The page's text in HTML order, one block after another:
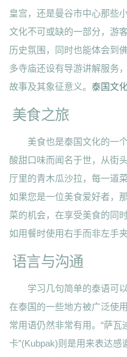
皇宫，还是曼谷市中心那些
文化不可或缺的一部分，游
历史氛围，同时也能体会到
多寺庙还设有导游讲解服务
故事及其象征意义。 泰国文
美食之旅
美食也是泰国文化的一
酸甜口味而闻名于世，从街
厅里的青木瓜沙拉，每一道
如果您是一位美食爱好者，
菜的机会，在享受美食的同
如用餐时使用右手而非左手夹
语言与沟通
学习几句简单的泰语可
在泰国的一些地方被广泛使
常用语仍然非常有用。“萨瓦
卡”(Kubpak)则是用来表达感